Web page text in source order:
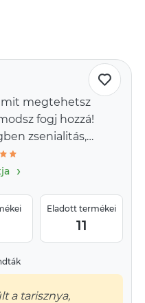
megtehetsz
fogj hozzá!
zsenialitás,
rejlik.?
›
Eladott termékei
11
a tarisznya,